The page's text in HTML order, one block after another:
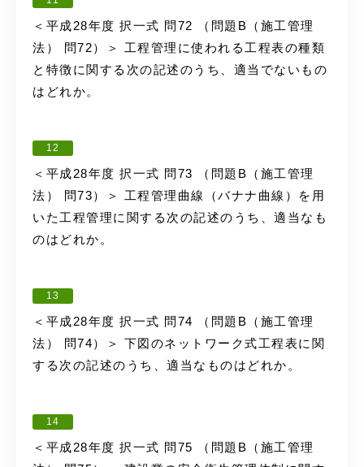
＜平成28年度 択一式 問72 （問題B（施工管理
法） 問72）＞ 工程管理に使われる工程表の種類
と特徴に関する次の記述のうち、適当でないもの
はどれか。
12
＜平成28年度 択一式 問73 （問題B（施工管理
法） 問73）＞ 工程管理曲線（バナナ曲線）を用
いた工程管理に関する次の記述のうち、適当なも
のはどれか。
13
＜平成28年度 択一式 問74 （問題B（施工管理
法） 問74）＞ 下図のネットワーク式工程表に関
する次の記述のうち、適当なものはどれか。
14
＜平成28年度 択一式 問75 （問題B（施工管理